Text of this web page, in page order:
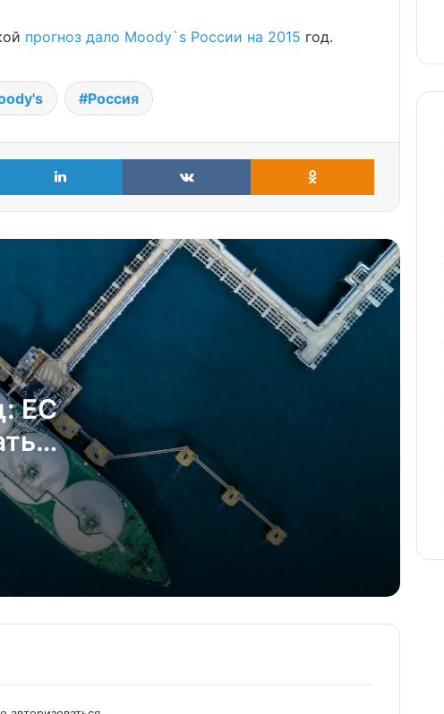
прогноз дало Moody`s России на 2015 год.
Россия
LinkedIn VKontakte Odnoklassniki
ЕС
Газ войне товарищ: ЕС продолжает
скупать российское топливо
МИД советует гражданам
покинуть Иран, Израиль и Дубай/
ОАЭ
Швейцарский нейтралитет –
лучший рецепт в мире Трампов,
Путиных и Цзиньпинов
возвращение на российский рынок
Женева примет встречу Путина и
Зеленского?
ЕС в процессе «санкционного
полураспада»?